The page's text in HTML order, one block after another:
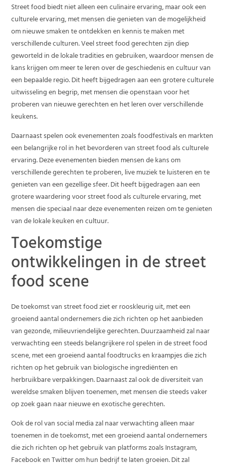
Street food biedt niet alleen een culinaire ervaring, maar ook een
culturele ervaring, met mensen die genieten van de mogelijkheid
om nieuwe smaken te ontdekken en kennis te maken met
verschillende culturen. Veel street food gerechten zijn diep
geworteld in de lokale tradities en gebruiken, waardoor mensen de
kans krijgen om meer te leren over de geschiedenis en cultuur van
een bepaalde regio. Dit heeft bijgedragen aan een grotere culturele
uitwisseling en begrip, met mensen die openstaan voor het
proberen van nieuwe gerechten en het leren over verschillende
keukens.
Daarnaast spelen ook evenementen zoals foodfestivals en markten
een belangrijke rol in het bevorderen van street food als culturele
ervaring. Deze evenementen bieden mensen de kans om
verschillende gerechten te proberen, live muziek te luisteren en te
genieten van een gezellige sfeer. Dit heeft bijgedragen aan een
grotere waardering voor street food als culturele ervaring, met
mensen die speciaal naar deze evenementen reizen om te genieten
van de lokale keuken en cultuur.
Toekomstige
ontwikkelingen in de street
food scene
De toekomst van street food ziet er rooskleurig uit, met een
groeiend aantal ondernemers die zich richten op het aanbieden
van gezonde, milieuvriendelijke gerechten. Duurzaamheid zal naar
verwachting een steeds belangrijkere rol spelen in de street food
scene, met een groeiend aantal foodtrucks en kraampjes die zich
richten op het gebruik van biologische ingrediënten en
herbruikbare verpakkingen. Daarnaast zal ook de diversiteit van
wereldse smaken blijven toenemen, met mensen die steeds vaker
op zoek gaan naar nieuwe en exotische gerechten.
Ook de rol van social media zal naar verwachting alleen maar
toenemen in de toekomst, met een groeiend aantal ondernemers
die zich richten op het gebruik van platforms zoals Instagram,
Facebook en Twitter om hun bedrijf te laten groeien. Dit zal